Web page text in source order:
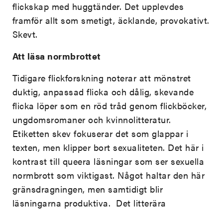
flickskap med huggtänder. Det upplevdes
framför allt som smetigt, äcklande, provokativt.
Skevt.
Att läsa normbrottet
Tidigare flickforskning noterar att mönstret
duktig, anpassad flicka och dålig, skevande
flicka löper som en röd tråd genom flickböcker,
ungdomsromaner och kvinnolitteratur.
Etiketten skev fokuserar det som glappar i
texten, men klipper bort sexualiteten. Det här i
kontrast till queera läsningar som ser sexuella
normbrott som viktigast. Något haltar den här
gränsdragningen, men samtidigt blir
läsningarna produktiva. Det litterära